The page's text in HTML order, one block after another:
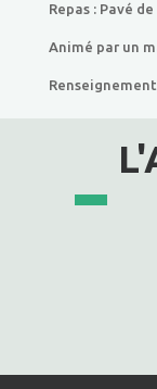
Repas : Pavé
Animé par un